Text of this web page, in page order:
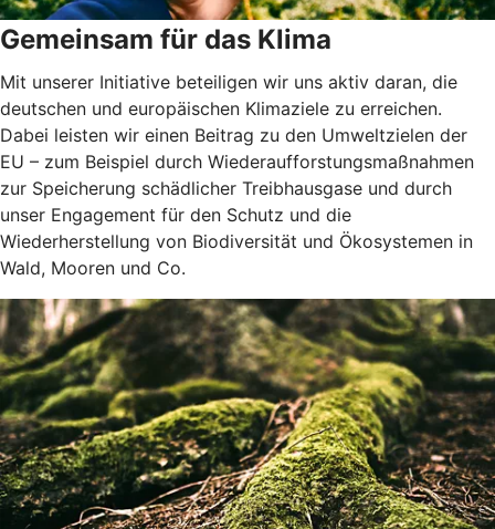
Gemeinsam für das Klima
Mit unserer Initiative beteiligen wir uns aktiv daran, die
deutschen und europäischen Klimaziele zu erreichen.
Dabei leisten wir einen Beitrag zu den Umweltzielen der
EU – zum Beispiel durch Wiederaufforstungsmaßnahmen
zur Speicherung schädlicher Treibhausgase und durch
unser Engagement für den Schutz und die
Wiederherstellung von Biodiversität und Ökosystemen in
Wald, Mooren und Co.